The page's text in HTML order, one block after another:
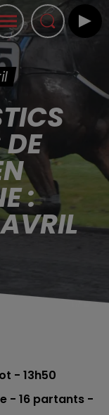
:
- 13h50
- 16 partants -